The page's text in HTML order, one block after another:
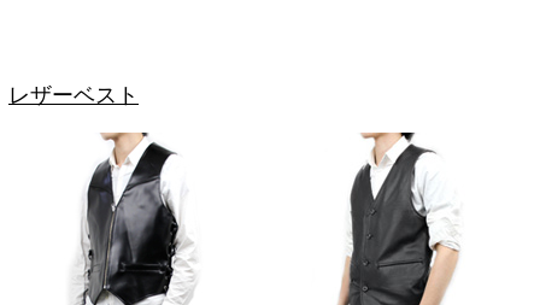
レザーベスト